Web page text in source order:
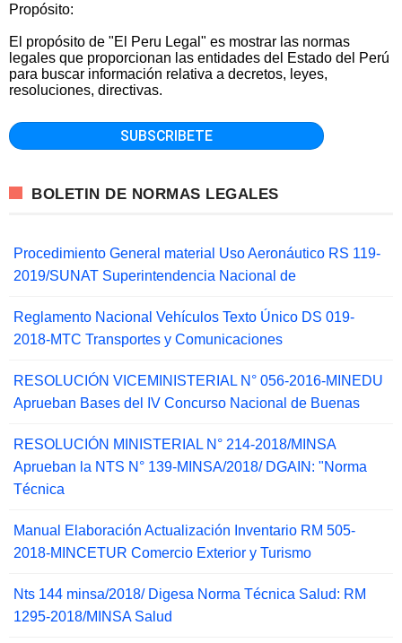
Propósito:
El propósito de "El Peru Legal" es mostrar las normas
legales que proporcionan las entidades del Estado del Perú
para buscar información relativa a decretos, leyes,
resoluciones, directivas.
BOLETIN DE NORMAS LEGALES
Procedimiento General material Uso Aeronáutico RS 119-
2019/SUNAT Superintendencia Nacional de
Reglamento Nacional Vehículos Texto Único DS 019-
2018-MTC Transportes y Comunicaciones
RESOLUCIÓN VICEMINISTERIAL N° 056-2016-MINEDU
Aprueban Bases del IV Concurso Nacional de Buenas
RESOLUCIÓN MINISTERIAL N° 214-2018/MINSA
Aprueban la NTS N° 139-MINSA/2018/ DGAIN: "Norma
Técnica
Manual Elaboración Actualización Inventario RM 505-
2018-MINCETUR Comercio Exterior y Turismo
Nts 144 minsa/2018/ Digesa Norma Técnica Salud: RM
1295-2018/MINSA Salud